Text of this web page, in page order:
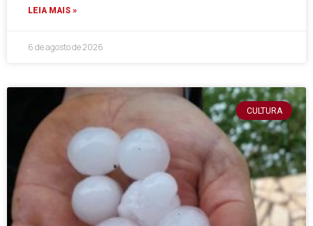
LEIA MAIS »
6 de agosto de 2026
CULTURA